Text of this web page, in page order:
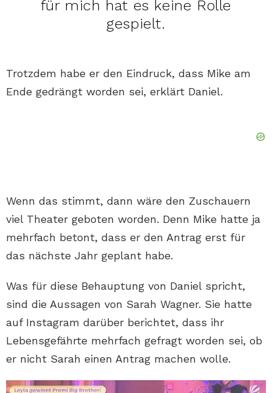
für mich hat es keine Rolle
gespielt.
Trotzdem habe er den Eindruck, dass Mike am
Ende gedrängt worden sei, erklärt Daniel.
Wenn das stimmt, dann wäre den Zuschauern
viel Theater geboten worden. Denn Mike hatte ja
mehrfach betont, dass er den Antrag erst für
das nächste Jahr geplant habe.
Was für diese Behauptung von Daniel spricht,
sind die Aussagen von Sarah Wagner. Sie hatte
auf Instagram darüber berichtet, dass ihr
Lebensgefährte mehrfach gefragt worden sei, ob
er nicht Sarah einen Antrag machen wolle.